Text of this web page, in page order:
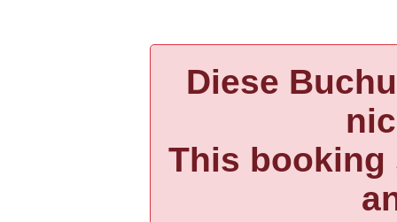
Diese
This booking